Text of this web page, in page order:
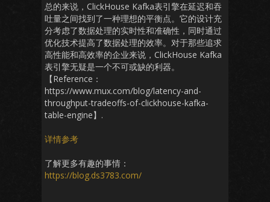
总的来说，ClickHouse Kafka表引擎在延迟和吞
吐量之间找到了一种理想的平衡点。它的设计充
分考虑了数据处理的实时性和准确性，同时通过
优化技术提高了数据处理的效率。对于那些追求
高性能和高效率的企业来说，ClickHouse Kafka
表引擎无疑是一个不可或缺的利器。
【Reference：
https://www.mux.com/blog/latency-and-
throughput-tradeoffs-of-clickhouse-kafka-
table-engine】.
详情参考
了解更多有趣的事情：
https://blog.ds3783.com/